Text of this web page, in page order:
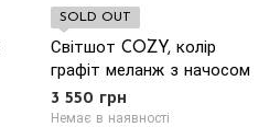
SOLD OUT
Світшот COZY, колір
графіт меланж з начосом
3 550 грн
Немає в наявності